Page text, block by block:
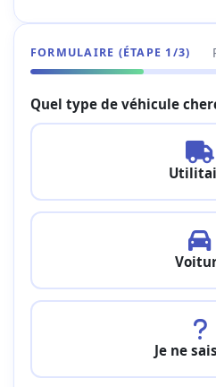
FORMULAIRE (ÉTAPE 1/3)
Quel type de véhicule
Je ne